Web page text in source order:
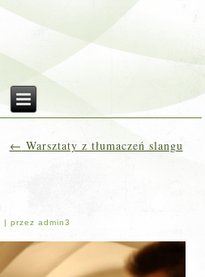
← Warsztaty z tłumaczeń slangu
|przez admin3